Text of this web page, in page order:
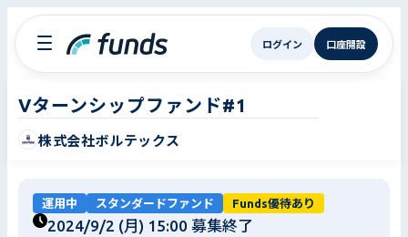
ログイン 口座開設
Vターンシップファンド#1
株式会社ボルテックス
運用中 スタンダードファンド Funds優待あり
2024/9/2 (月) 15:00 募集終了